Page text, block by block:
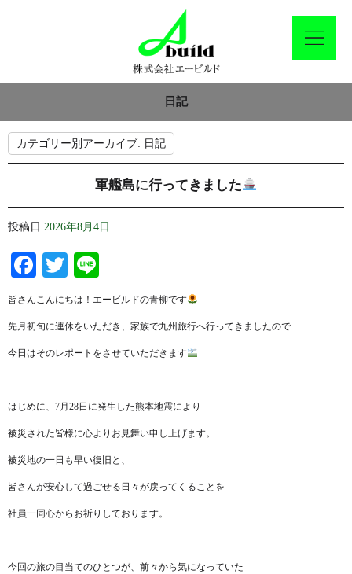
日記
カテゴリー別アーカイブ: 日記
軍艦島に行ってきました
投稿日 2026年8月4日
Facebook
Twitter
皆さんこんにちは！エービルドの青柳です
先月初旬に連休をいただき、家族で九州旅行へ行ってきましたので
今日はそのレポートをさせていただきます
はじめに、7月28日に発生した熊本地震により
被災された皆様に心よりお見舞い申し上げます。
被災地の一日も早い復旧と、
皆さんが安心して過ごせる日々が戻ってくることを
社員一同心からお祈りしております。
今回の旅の目当てのひとつが、前々から気になっていた